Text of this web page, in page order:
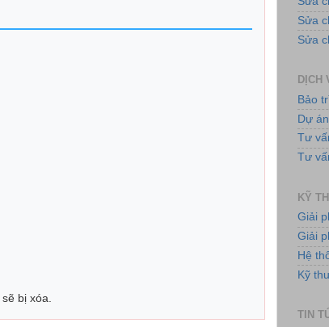
bị xóa.
Sửa
Sửa
DỊCH
Bảo
Dự
Tư
Tư
KỸ
Giải
Giải
Hệ
Kỹ
TIN